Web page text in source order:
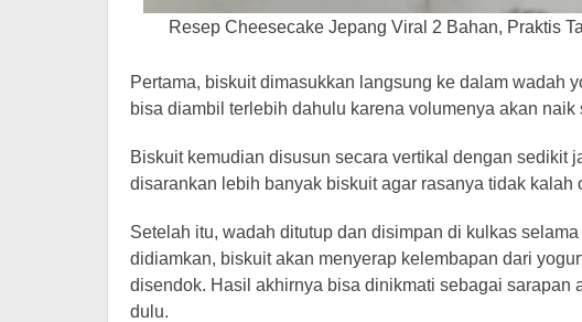
Resep Cheesecake Jepang Viral 2 Bahan, Praktis
Pertama, biskuit dimasukkan langsung ke dalam wadah
bisa diambil terlebih dahulu karena volumenya akan naik
Biskuit kemudian disusun secara vertikal dengan sedikit
disarankan lebih banyak biskuit agar rasanya tidak kalah
Setelah itu, wadah ditutup dan disimpan di kulkas
didiamkan, biskuit akan menyerap kelembapan dari
disendok. Hasil akhirnya bisa dinikmati sebagai sarapan
dulu.